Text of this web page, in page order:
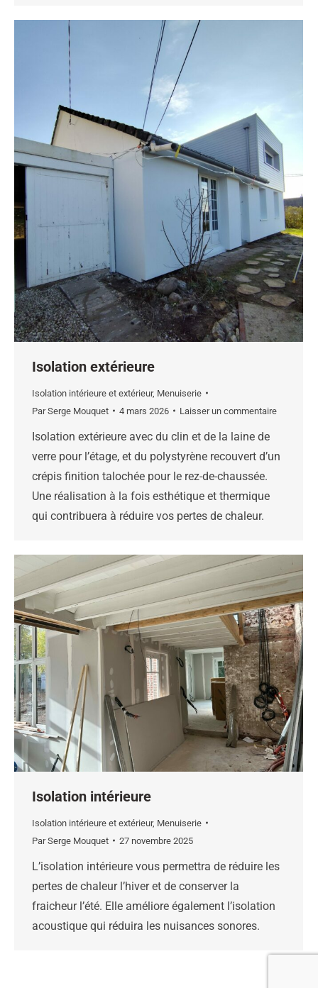
Isolation extérieure
Isolation intérieure et extérieur, Menuiserie
ParSerge Mouquet 4 mars 2026 Laisser un commentaire
Isolation extérieure avec du clin et de la laine de
verre pour l’étage, et du polystyrène recouvert d’un
crépis finition talochée pour le rez-de-chaussée.
Une réalisation à la fois esthétique et thermique
qui contribuera à réduire vos pertes de chaleur.
Isolation intérieure
Isolation intérieure et extérieur, Menuiserie
ParSerge Mouquet 27 novembre 2025
L’isolation intérieure vous permettra de réduire les
pertes de chaleur l’hiver et de conserver la
fraicheur l’été. Elle améliore également l’isolation
acoustique qui réduira les nuisances sonores.